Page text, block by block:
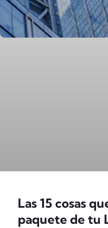
Las 15 cosas
paquete de tu